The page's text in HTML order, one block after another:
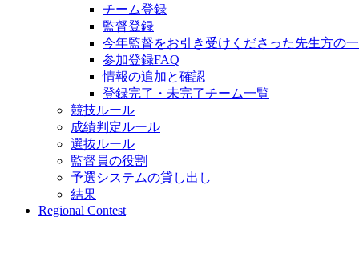
チーム登録
監督登録
今年監督をお引き受けくださった先生方の
参加登録FAQ
情報の追加と確認
登録完了・未完了チーム一覧
競技ルール
成績判定ルール
選抜ルール
監督員の役割
予選システムの貸し出し
結果
Regional Contest